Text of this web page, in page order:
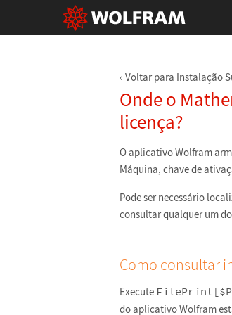
Voltar para Instalação
Onde o
licença?
O aplicativo Wolfram
Máquina, chave de
Pode ser necessário
consultar qualquer um
Como consultar
Execute
do aplicativo Wolfram